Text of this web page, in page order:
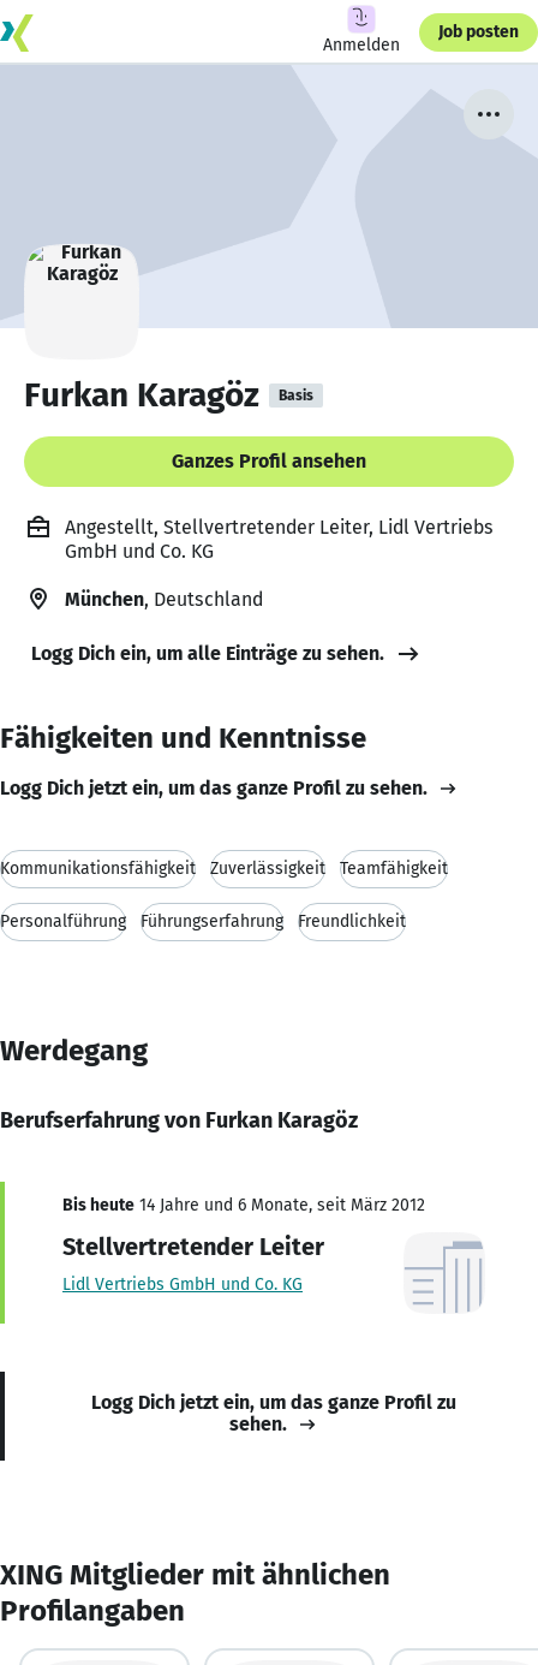
Anmelden
Job posten
Furkan Karagöz Basis
Ganzes Profil ansehen
Angestellt, Stellvertretender Leiter, Lidl Vertriebs
GmbH und Co. KG
München, Deutschland
Logg Dich ein, um alle Einträge zu sehen.
Fähigkeiten und Kenntnisse
Logg Dich jetzt ein, um das ganze Profil zu sehen.
Kommunikationsfähigkeit Zuverlässigkeit Teamfähigkeit
Personalführung Führungserfahrung Freundlichkeit
Werdegang
Berufserfahrung von Furkan Karagöz
Bis heute 14 Jahre und 6 Monate, seit März 2012
Stellvertretender Leiter
Lidl Vertriebs GmbH und Co. KG
Logg Dich jetzt ein, um das ganze Profil zu
sehen.
XING Mitglieder mit ähnlichen
Profilangaben